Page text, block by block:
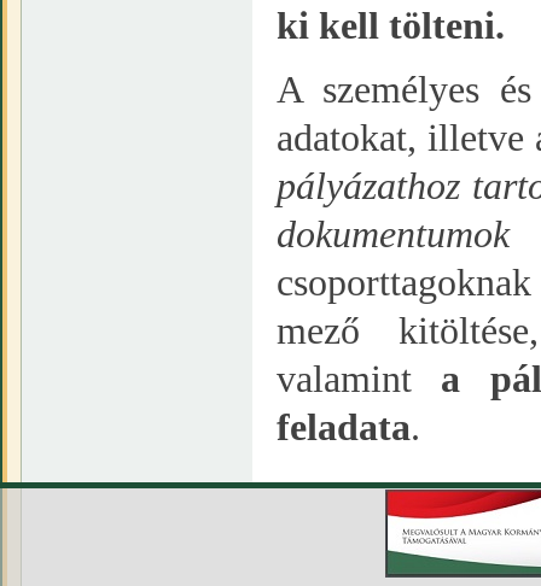
ki kell tölteni.
A személyes
adatokat, illetve
pályázathoz
mező
valamint a
feladata.